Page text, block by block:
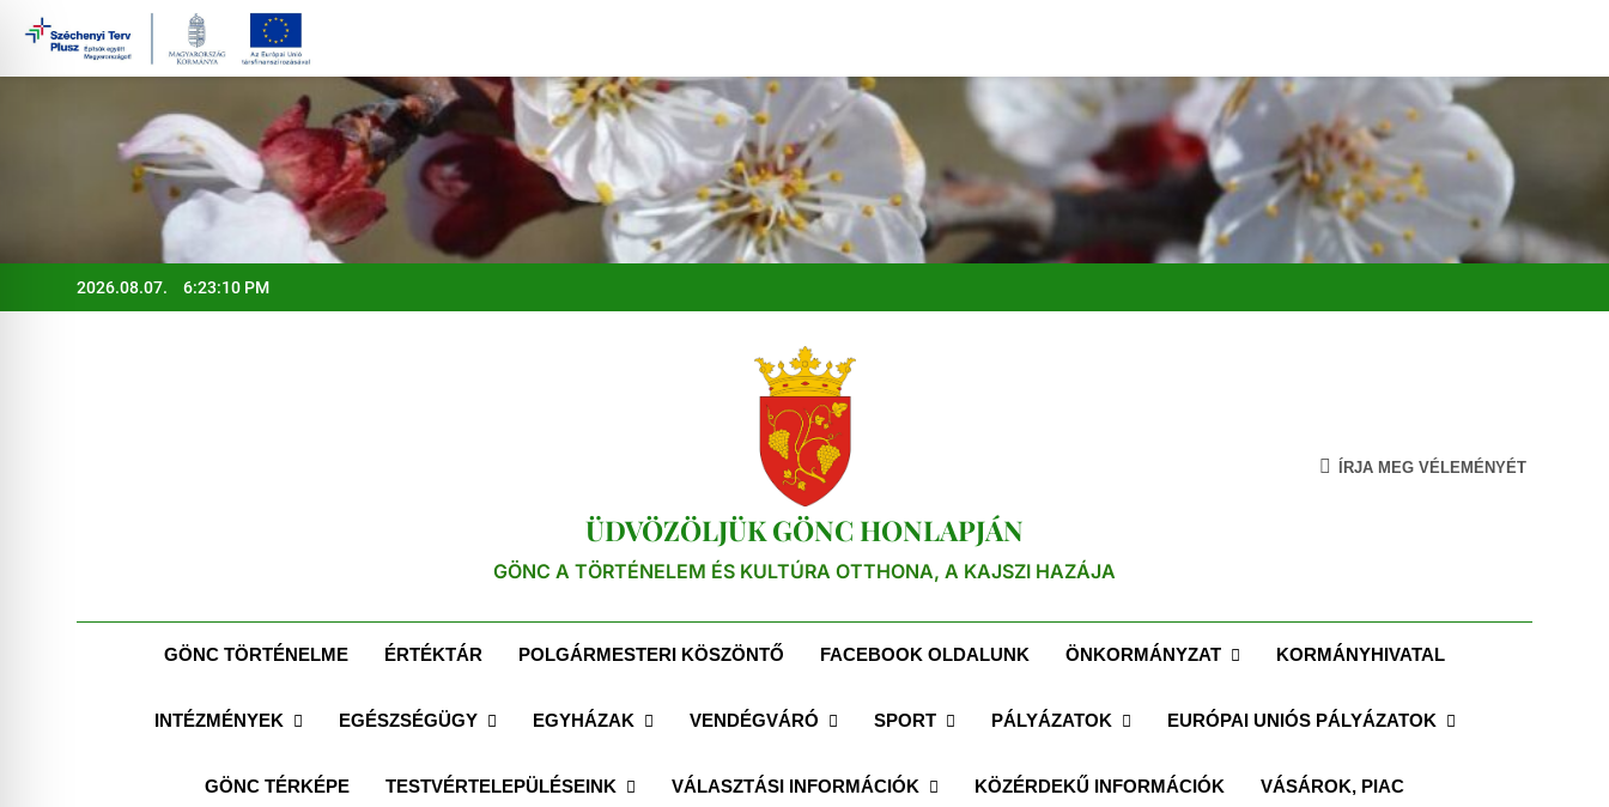
Ugrás
2026.08.07. 6:23:11 PM
ÜDVÖZÖLJÜK GÖNC HONLAPJÁN
GÖNC A TÖRTÉNELEM ÉS KULTÚRA OTTHONA, A KAJSZI HAZÁJA
ÍRJA MEG VÉLEMÉNYÉT
GÖNC TÖRTÉNELME ÉRTÉKTÁR POLGÁRMESTERI KÖSZÖNTŐ FACEBOOK OLDALUNK ÖNKORMÁNYZAT KORMÁNYHIVATAL
INTÉZMÉNYEK EGÉSZSÉGÜGY EGYHÁZAK VENDÉGVÁRÓ SPORT PÁLYÁZATOK EURÓPAI UNIÓS PÁLYÁZATOK
GÖNC TÉRKÉPE TESTVÉRTELEPÜLÉSEINK VÁLASZTÁSI INFORMÁCIÓK KÖZÉRDEKŰ INFORMÁCIÓK VÁSÁROK, PIAC